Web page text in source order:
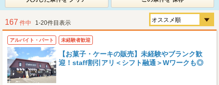
167 件中 1-20件目表示
アルバイト・パート 未経験者歓迎
【お菓子・ケーキの販売】未経験やブランク歓
迎！staff割引アリ＜シフト融通＞Wワークも◎